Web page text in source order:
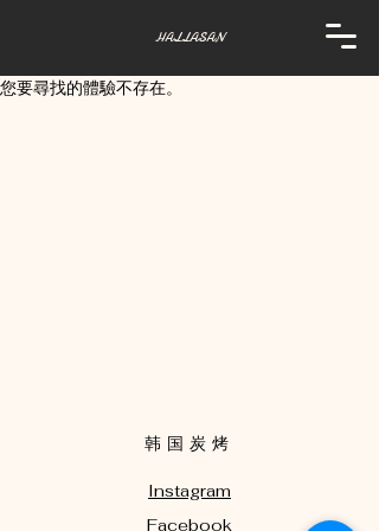
HALLASAN
您要尋找的體驗不存在。
​韩国炭烤
Instagram
Facebook